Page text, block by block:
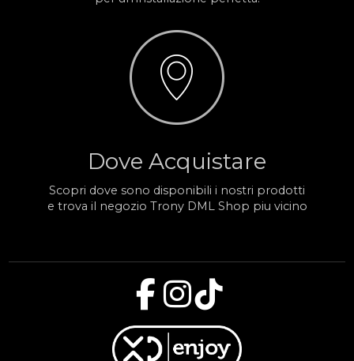
Dove Acquistare
Scopri dove sono disponibili i nostri prodotti
e trova il negozio Trony DML Shop piu vicino